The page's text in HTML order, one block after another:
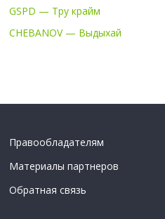
GSPD — Тру крайм
CHEBANOV — Выдыхай
Правообладателям
Материалы партнеров
Обратная связь